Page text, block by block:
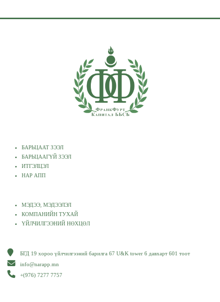
БАРЬЦААТ ЗЭЭЛ
БАРЬЦААГҮЙ ЗЭЭЛ
ИТГЭЛЦЭЛ
НАР АПП
МЭДЭЭ, МЭДЭЭЛЭЛ
КОМПАНИЙН ТУХАЙ
ҮЙЛЧИЛГЭЭНИЙ НӨХЦӨЛ
БГД 19 хороо үйлчилгээний барилга 67 U&K tower 6 давхарт 601 тоот
info@narapp.mn
+(976) 7277 7757